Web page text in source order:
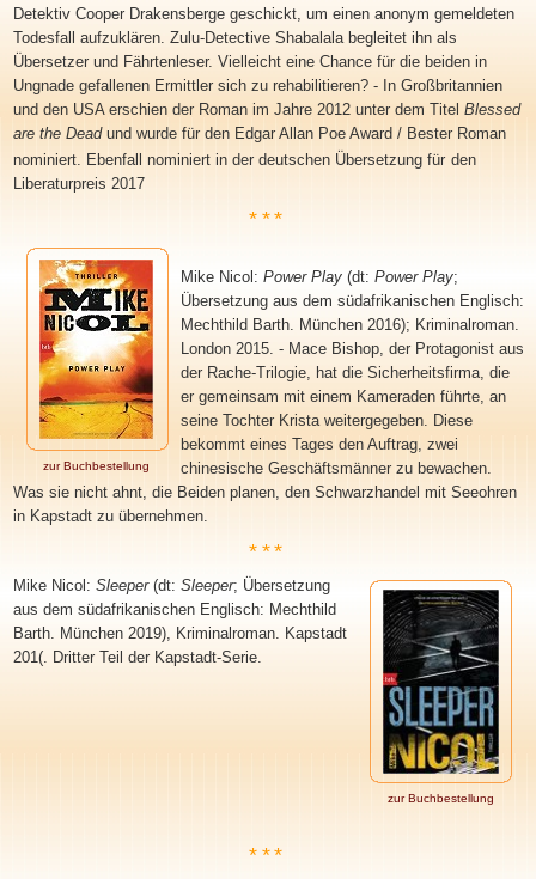
Detektiv Cooper Drakensberge geschickt, um einen anonym gemeldeten
Todesfall aufzuklären. Zulu-Detective Shabalala begleitet ihn als
Übersetzer und Fährtenleser. Vielleicht eine Chance für die beiden in
Ungnade gefallenen Ermittler sich zu rehabilitieren? - In Großbritannien
und den USA erschien der Roman im Jahre 2012 unter dem Titel Blessed
are the Deadund wurde für den Edgar Allan Poe Award / Bester Roman
nominiert. Ebenfall nominiert in der deutschen Übersetzung für den
Liberaturpreis 2017
***
zur Buchbestellung
Mike Nicol: Power Play(dt: Power Play;
Übersetzung aus dem südafrikanischen Englisch:
Mechthild Barth. München 2016); Kriminalroman.
London 2015. - Mace Bishop, der Protagonist aus
der Rache-Trilogie, hat die Sicherheitsfirma, die
er gemeinsam mit einem Kameraden führte, an
seine Tochter Krista weitergegeben. Diese
bekommt eines Tages den Auftrag, zwei
chinesische Geschäftsmänner zu bewachen.
Was sie nicht ahnt, die Beiden planen, den Schwarzhandel mit Seeohren
in Kapstadt zu übernehmen.
***
zur Buchbestellung
Mike Nicol: Sleeper(dt: Sleeper; Übersetzung
aus dem südafrikanischen Englisch: Mechthild
Barth. München 2019), Kriminalroman. Kapstadt
201(. Dritter Teil der Kapstadt-Serie.
***